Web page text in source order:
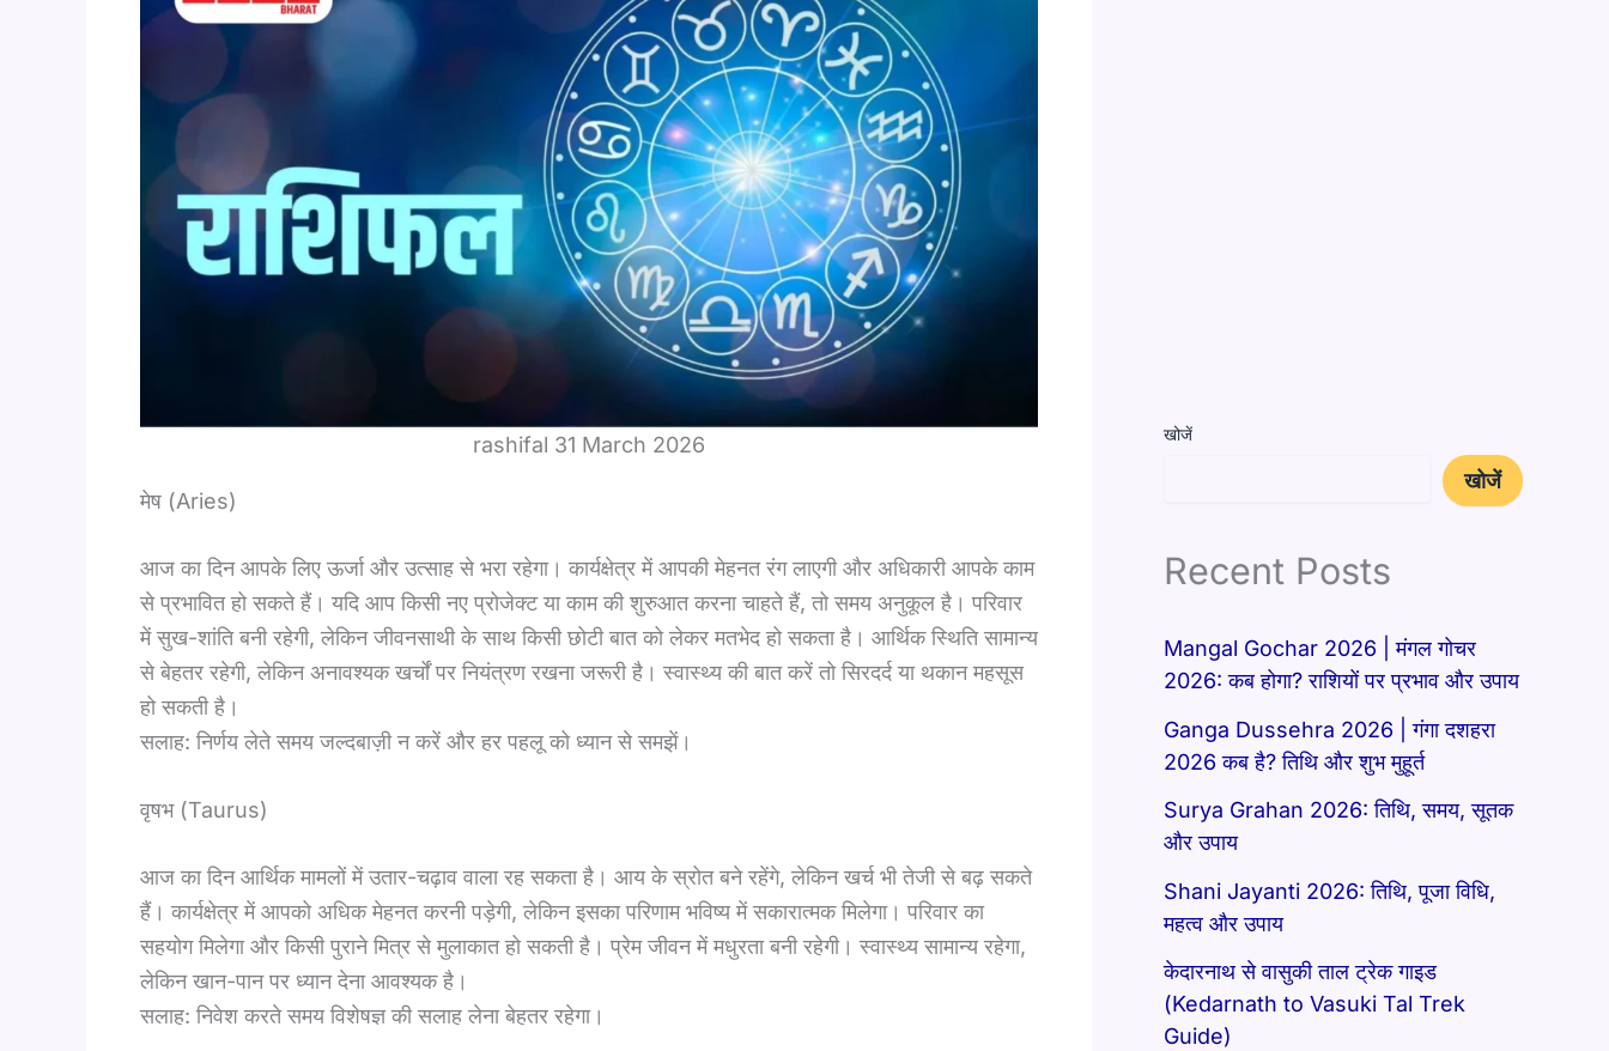
rashifal 31 March 2026
मेष (Aries)
आज का दिन आपके लिए ऊर्जा और उत्साह से भरा रहेगा। कार्यक्षेत्र में आपकी मेहनत रंग लाएगी और अधिकारी आपके काम
से प्रभावित हो सकते हैं। यदि आप किसी नए प्रोजेक्ट या काम की शुरुआत करना चाहते हैं, तो समय अनुकूल है। परिवार
में सुख-शांति बनी रहेगी, लेकिन जीवनसाथी के साथ किसी छोटी बात को लेकर मतभेद हो सकता है। आर्थिक स्थिति सामान्य
से बेहतर रहेगी, लेकिन अनावश्यक खर्चों पर नियंत्रण रखना जरूरी है। स्वास्थ्य की बात करें तो सिरदर्द या थकान महसूस
हो सकती है।
सलाह: निर्णय लेते समय जल्दबाज़ी न करें और हर पहलू को ध्यान से समझें।
वृषभ (Taurus)
आज का दिन आर्थिक मामलों में उतार-चढ़ाव वाला रह सकता है। आय के स्रोत बने रहेंगे, लेकिन खर्च भी तेजी से बढ़ सकते
हैं। कार्यक्षेत्र में आपको अधिक मेहनत करनी पड़ेगी, लेकिन इसका परिणाम भविष्य में सकारात्मक मिलेगा। परिवार का
सहयोग मिलेगा और किसी पुराने मित्र से मुलाकात हो सकती है। प्रेम जीवन में मधुरता बनी रहेगी। स्वास्थ्य सामान्य रहेगा,
लेकिन खान-पान पर ध्यान देना आवश्यक है।
सलाह: निवेश करते समय विशेषज्ञ की सलाह लेना बेहतर रहेगा।
खोजें
खोजें
Recent Posts
Mangal Gochar 2026 | मंगल गोचर
2026: कब होगा? राशियों पर प्रभाव और उपाय
Ganga Dussehra 2026 | गंगा दशहरा
2026 कब है? तिथि और शुभ मुहूर्त
Surya Grahan 2026: तिथि, समय, सूतक
और उपाय
Shani Jayanti 2026: तिथि, पूजा विधि,
महत्व और उपाय
केदारनाथ से वासुकी ताल ट्रेक गाइड
(Kedarnath to Vasuki Tal Trek
Guide)